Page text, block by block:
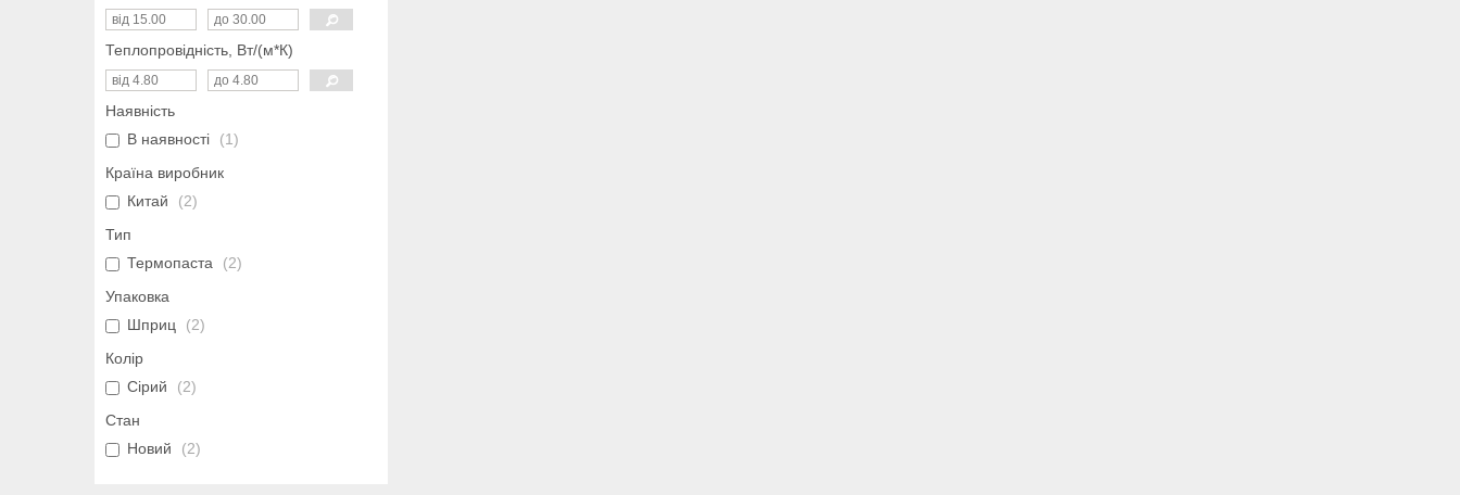
Теплопровідність, Вт/(м*К)
Наявність
В наявності
1
Країна виробник
Китай
2
Тип
Термопаста
2
Упаковка
Шприц
2
Колір
Сірий
2
Стан
Новий
2